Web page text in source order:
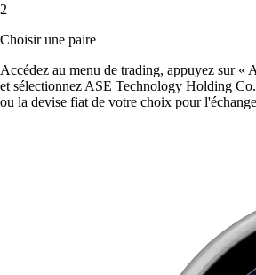
2
Choisir une paire
Accédez au menu de trading, appuyez sur «
et sélectionnez ASE Technology Holding
ou la devise fiat de votre choix pour